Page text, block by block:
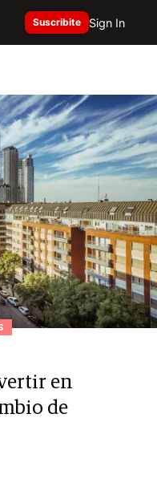
Suscribite Sign In
en
de